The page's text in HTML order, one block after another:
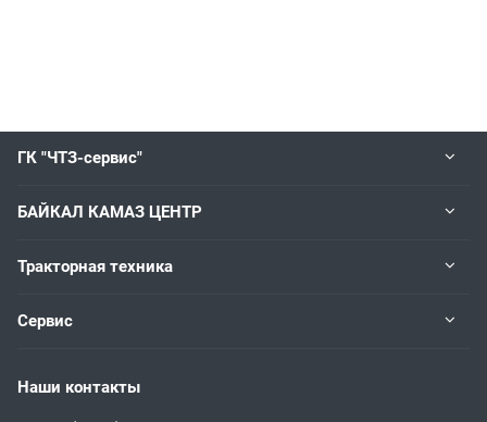
ГК "ЧТЗ-сервис"
БАЙКАЛ КАМАЗ ЦЕНТР
Тракторная техника
Сервис
Наши контакты